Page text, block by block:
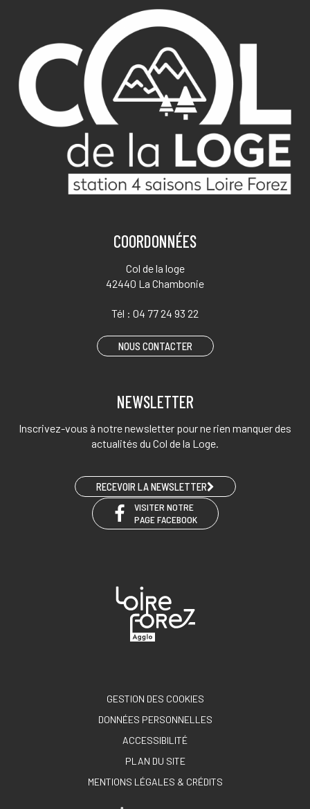
COORDONNÉES
Col de la loge
42440 La Chambonie
Tél : 04 77 24 93 22
NOUS CONTACTER
NEWSLETTER
Inscrivez-vous à notre newsletter pour ne rien manquer des
actualités du Col de la Loge.
RECEVOIR LA NEWSLETTER
VISITER NOTRE
PAGE FACEBOOK
GESTION DES COOKIES
DONNÉES PERSONNELLES
ACCESSIBILITÉ
PLAN DU SITE
MENTIONS LÉGALES & CRÉDITS